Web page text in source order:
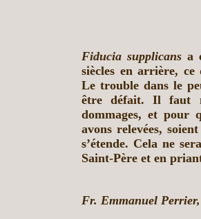
Fiducia supplicans a
siècles en arrière, ce
Le trouble dans le
être défait. Il faut
dommages, et pour
avons relevées,
s’étende. Cela ne
Saint-Père et en
Fr. Emmanuel